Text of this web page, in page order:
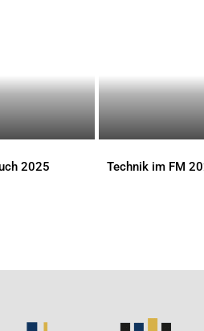
2025 Technik im FM